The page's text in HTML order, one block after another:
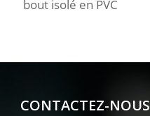
bout isolé en PVC
CONTACTEZ-NOUS